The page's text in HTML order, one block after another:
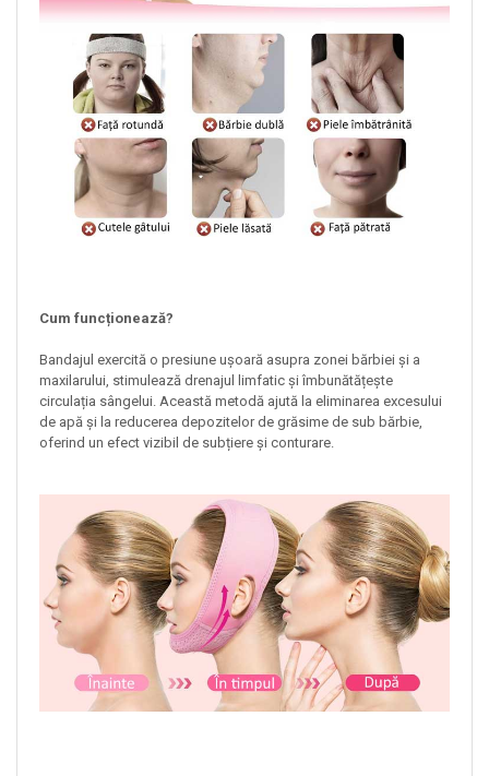
Cum funcționează?
Bandajul exercită o presiune ușoară asupra zonei bărbiei și a
maxilarului, stimulează drenajul limfatic și îmbunătățește
circulația sângelui. Această metodă ajută la eliminarea excesului
de apă și la reducerea depozitelor de grăsime de sub bărbie,
oferind un efect vizibil de subțiere și conturare.